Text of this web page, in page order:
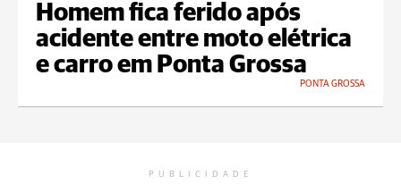
Homem fica ferido após
acidente entre moto elétrica
e carro em Ponta Grossa
PONTA GROSSA
PUBLICIDADE